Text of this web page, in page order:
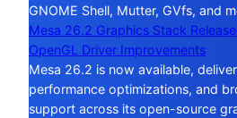
GNOME Shell, Mutter, GVfs, and
Mesa 26.2 Graphics Stack
OpenGL Driver Improvements
Mesa 26.2 is now available,
performance optimizations, and
support across its open-source